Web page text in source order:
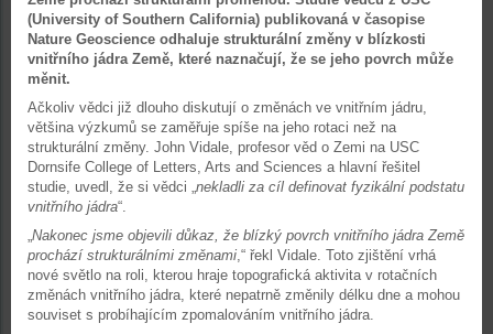
(University of Southern California) publikovaná v časopise
Nature Geoscience odhaluje strukturální změny v blízkosti
vnitřního jádra Země, které naznačují, že se jeho povrch může
měnit.
Ačkoliv vědci již dlouho diskutují o změnách ve vnitřním jádru,
většina výzkumů se zaměřuje spíše na jeho rotaci než na
strukturální změny. John Vidale, profesor věd o Zemi na USC
Dornsife College of Letters, Arts and Sciences a hlavní řešitel
studie, uvedl, že si vědci „nekladli za cíl definovat fyzikální podstatu
vnitřního jádra“.
„Nakonec jsme objevili důkaz, že blízký povrch vnitřního jádra Země
prochází strukturálními změnami,“ řekl Vidale. Toto zjištění vrhá
nové světlo na roli, kterou hraje topografická aktivita v rotačních
změnách vnitřního jádra, které nepatrně změnily délku dne a mohou
souviset s probíhajícím zpomalováním vnitřního jádra.